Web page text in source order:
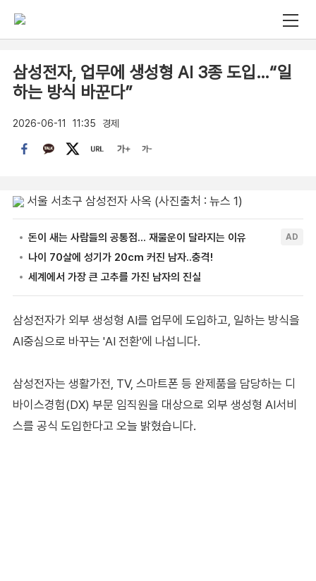
삼성전자, 업무에 생성형 AI 3종 도입…“일
하는 방식 바꾼다”
2026-06-11 11:35 경제
서울 서초구 삼성전자 사옥 (사진출처 : 뉴스 1)
삼성전자가 외부 생성형 AI를 업무에 도입하고, 일하는 방식을
AI중심으로 바꾸는 'AI 전환'에 나섭니다.
삼성전자는 생활가전, TV, 스마트폰 등 완제품을 담당하는 디
바이스경험(DX) 부문 임직원을 대상으로 외부 생성형 AI서비
스를 공식 도입한다고 오늘 밝혔습니다.